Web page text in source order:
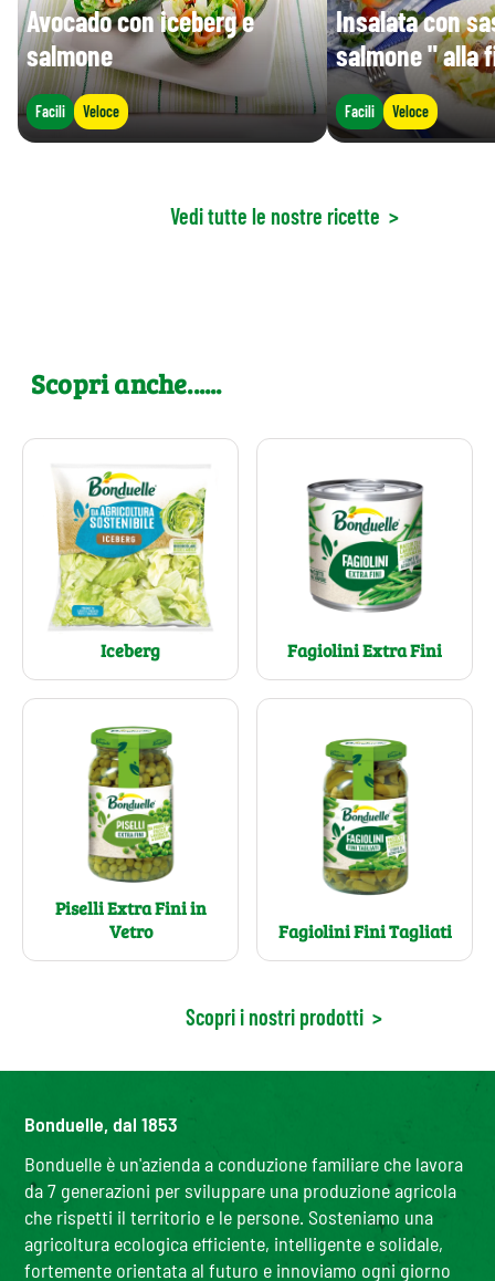
Avocado con iceberg e
salmone
Facili Veloce
Insalata con
salmone " alla
Facili Veloce
Vedi tutte le nostre ricette >
Scopri anche......
Iceberg Fagiolini Extra Fini
Piselli Extra Fini in
Vetro
Fagiolini Fini Tagliati
Scopri i nostri prodotti >
Bonduelle, dal 1853
Bonduelle è un'azienda a conduzione familiare che lavora
da 7 generazioni per sviluppare una produzione agricola
che rispetti il territorio e le persone. Sosteniamo una
agricoltura ecologica efficiente, intelligente e solidale,
fortemente orientata al futuro e innoviamo ogni giorno